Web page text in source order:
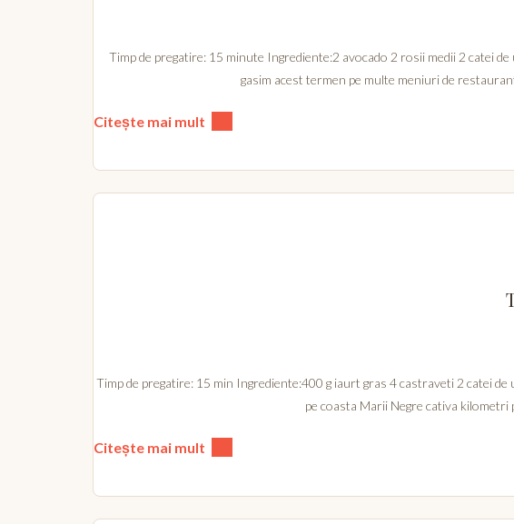
Timp de pregatire: 15 minute Ingrediente:2 avocado 2 rosii medii 2 catei
gasim acest termen pe multe meniuri de
Citește mai mult
Timp de pregatire: 15 min Ingrediente:400 g iaurt gras 4 castraveti 2 catei
pe coasta Marii Negre cativa kilometri
Citește mai mult